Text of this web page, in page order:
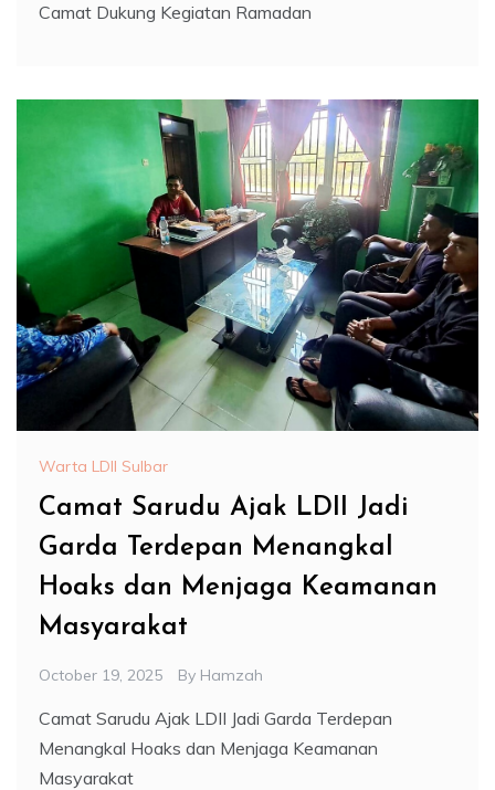
Camat Dukung Kegiatan Ramadan
Warta LDII Sulbar
Camat Sarudu Ajak LDII Jadi
Garda Terdepan Menangkal
Hoaks dan Menjaga Keamanan
Masyarakat
October 19, 2025 By Hamzah
Camat Sarudu Ajak LDII Jadi Garda Terdepan
Menangkal Hoaks dan Menjaga Keamanan
Masyarakat